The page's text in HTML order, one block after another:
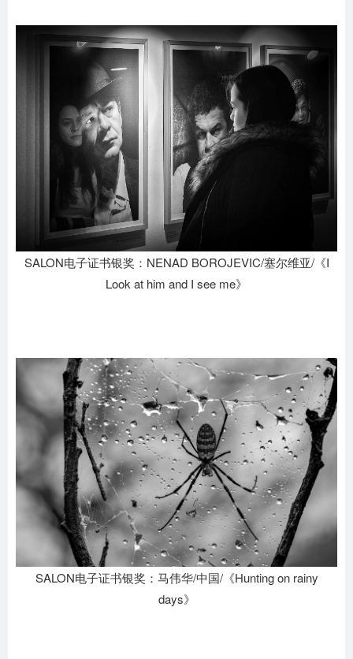
SALON电子证书银奖：NENAD BOROJEVIC/塞尔维亚/《I
Look at him and I see me》
SALON电子证书银奖：马伟华/中国/《Hunting on rainy
days》